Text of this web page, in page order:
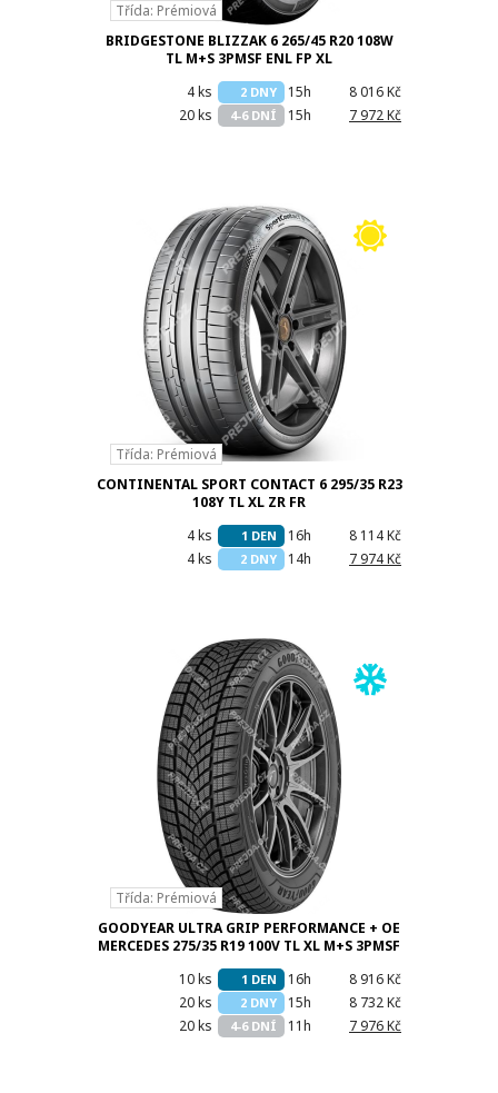
Třída: Prémiová
BRIDGESTONE BLIZZAK 6 265/45 R20 108W
TL M+S 3PMSF ENL FP XL
8 016 Kč
15h
2 DNY
4 ks
7 972 Kč
15h
4-6 DNÍ
20 ks
Třída: Prémiová
CONTINENTAL SPORT CONTACT 6 295/35 R23
108Y TL XL ZR FR
8 114 Kč
16h
1 DEN
4 ks
7 974 Kč
14h
2 DNY
4 ks
Třída: Prémiová
GOODYEAR ULTRA GRIP PERFORMANCE + OE
MERCEDES 275/35 R19 100V TL XL M+S 3PMSF
8 916 Kč
16h
1 DEN
10 ks
8 732 Kč
15h
2 DNY
20 ks
7 976 Kč
11h
4-6 DNÍ
20 ks